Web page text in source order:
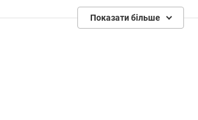
Показати більше